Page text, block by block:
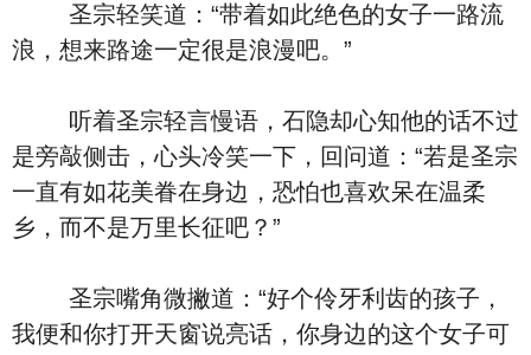
圣宗轻笑道：“带着如此绝色的女子一路流
浪，想来路途一定很是浪漫吧。”
听着圣宗轻言慢语，石隐却心知他的话不过
是旁敲侧击，心头冷笑一下，回问道：“若是圣宗
一直有如花美眷在身边，恐怕也喜欢呆在温柔
乡，而不是万里长征吧？”
圣宗嘴角微撇道：“好个伶牙利齿的孩子，
我便和你打开天窗说亮话，你身边的这个女子可